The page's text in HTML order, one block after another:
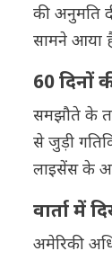
की अनुमति
सामने आया
60 दिनों
समझौते के
से जुड़ी
लाइसेंस के
वार्ता में
अमेरिकी